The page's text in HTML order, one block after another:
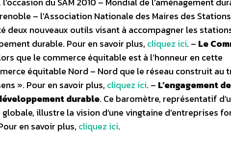
– l’Association Nationale des Maires des
deux nouveaux outils visant à accompagner les
durable. Pour en savoir plus, cliquez ici. – Le
que le commerce équitable est à l’honneur en cette
équitable Nord – Nord que le réseau construit au
». Pour en savoir plus, cliquez ici. – L’engagement
durable. Ce baromètre, représentatif
illustre la vision d’une vingtaine d’entreprises
en savoir plus, cliquez ici.